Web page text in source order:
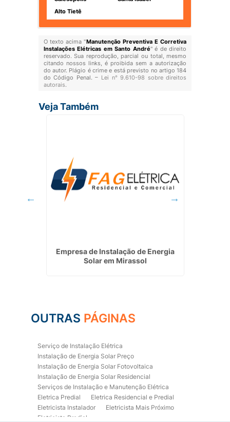
Alto Tietê
O texto acima "Manutenção Preventiva E Corretiva
Instalações Elétricas em Santo André" é de direito
reservado. Sua reprodução, parcial ou total, mesmo
citando nossos links, é proibida sem a autorização
do autor. Plágio é crime e está previsto no artigo 184
do Código Penal. – Lei n° 9.610-98 sobre direitos
autorais.
Veja Também
Empresa de Instalação de Energia
Solar em Mirassol
OUTRAS PÁGINAS
Serviço de Instalação Elétrica
Instalação de Energia Solar Preço
Instalação de Energia Solar Fotovoltaica
Instalação de Energia Solar Residencial
Serviços de Instalação e Manutenção Elétrica
Eletrica Predial
Eletrica Residencial e Predial
Eletricista Instalador
Eletricista Mais Próximo
Eletricista Predial